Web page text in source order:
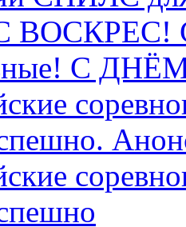
С
C